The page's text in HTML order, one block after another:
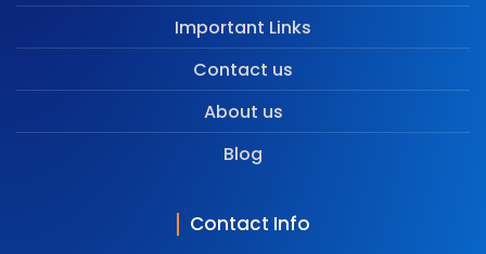
Important Links
Contact us
About us
Blog
Contact Info